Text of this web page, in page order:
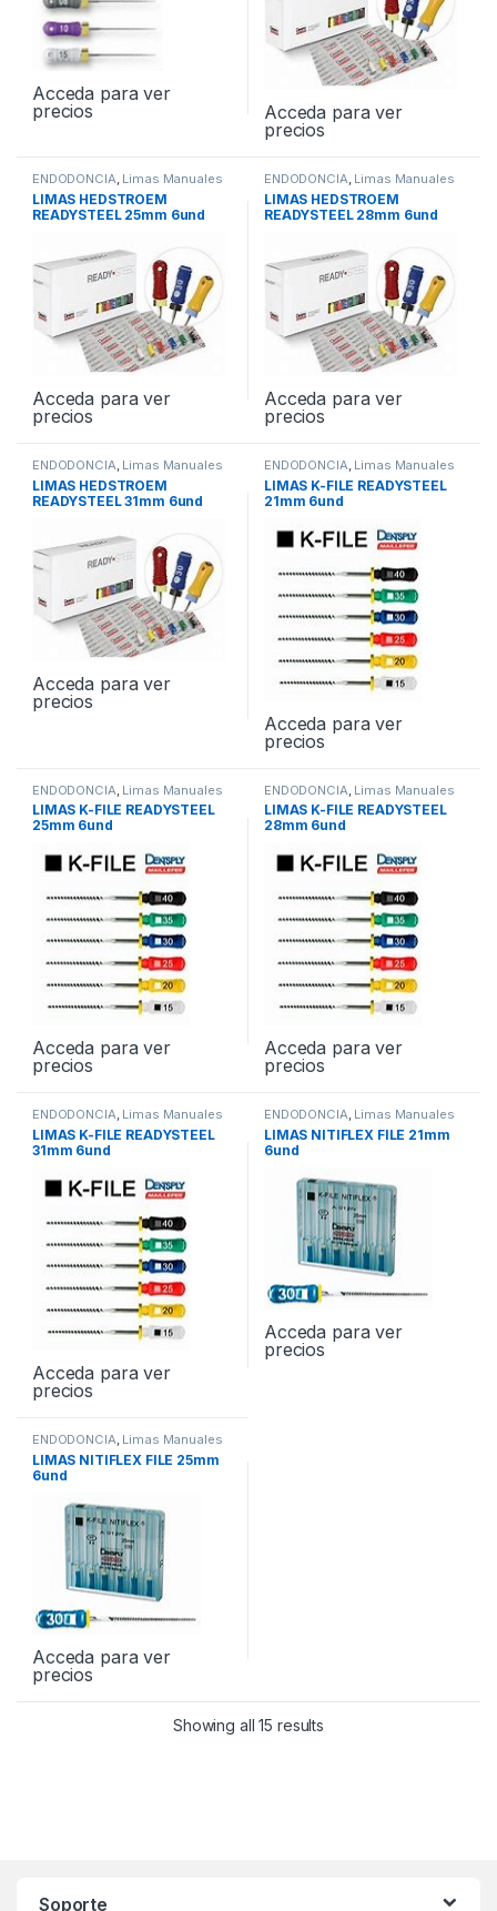
Acceda para ver
precios
Acceda para ver
precios
ENDODONCIA, Limas Manuales
LIMAS HEDSTROEM
READYSTEEL 25mm 6und
Acceda para ver
precios
ENDODONCIA, Limas Manuales
LIMAS HEDSTROEM
READYSTEEL 28mm 6und
Acceda para ver
precios
ENDODONCIA, Limas Manuales
LIMAS HEDSTROEM
READYSTEEL 31mm 6und
Acceda para ver
precios
ENDODONCIA, Limas Manuales
LIMAS K-FILE READYSTEEL
21mm 6und
Acceda para ver
precios
ENDODONCIA Limas Manuales
LIMAS K-FILE READYSTEEL
25mm 6und
Acceda para ver
precios
ENDODONCIA Limas Manuales
LIMAS K-FILE READYSTEEL
28mm 6und
Acceda para ver
precios
ENDODONCIA, Limas Manuales
LIMAS K-FILE READYSTEEL
31mm 6und
Acceda para ver
precios
ENDODONCIA, Limas Manuales
LIMAS NITIFLEX FILE 21mm
6und
Acceda para ver
precios
ENDODONCIA, Limas Manuales
LIMAS NITIFLEX FILE 25mm
6und
Acceda para ver
precios
Showing all 15 results
Soporte